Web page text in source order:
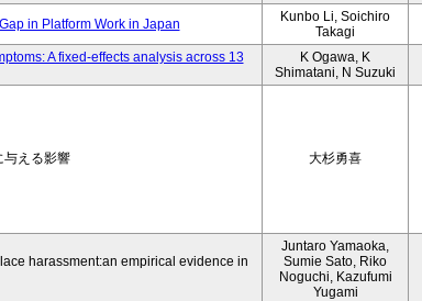
in Platform Work in Japan
Kunbo Li, Soichiro
Takagi
A fixed-effects analysis across 13
K Ogawa, K
Shimatani, N Suzuki
与える影響 大杉勇喜
harassment:an empirical evidence in
Juntaro Yamaoka,
Sumie Sato, Riko
Noguchi, Kazufumi
Yugami